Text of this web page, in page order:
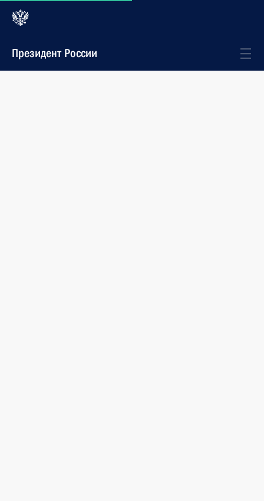
Президент России